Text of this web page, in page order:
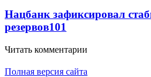
Нацбанк зафиксировал
резервов101
Читать комментарии
Полная версия сайта